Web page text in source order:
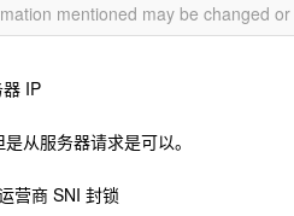
mentioned may be changed
IP
从服务器请求是可以。
营商 SNI 封锁